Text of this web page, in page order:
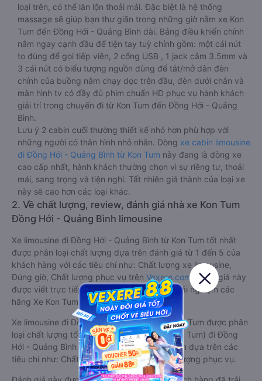
loại trên, có thể lăn lộn thoải mái. Đặc biệt là hệ thống
massage sẽ giúp bạn thư giãn trong những giờ nằm xe Kon
Tum đến Đồng Hới - Quảng Bình dài. Bảng điều khiển chính
nằm ngay cạnh đầu để tiện tay tuỳ chỉnh gồm: một cái nút
to đùng để gọi tiếp viên, 2 cổng USB , 1 jack cắm 3.5mm và
3 cái nút có biểu tượng nguồn dùng để tắt/mở dàn đèn
chính của buồng nằm chạy dọc trên đầu, đèn dưới chân và
màn hình tv có đầy đủ phim chuẩn HD phục vụ hành khách
giải trí trong chuyến đi từ Kon Tum đến Đồng Hới - Quảng
Bình.
Lưu ý 2 cabin cuối thường thiết kế nhỏ hơn phù hợp với
những người có thân hình nhỏ nhắn. Dòng xe cabin limousine
đi Đồng Hới - Quảng Bình từ Kon Tum này đang là dòng xe
cao cấp nhất, hành khách thường chọn vì sự riêng tư, thoải
mái, sang trọng và tiện nghi. Tất nhiên giá thành của loại xe
này sẽ cao hơn các loại khác.
2. Về chất lượng, review, đánh giá nhà xe Kon Tum
Đồng Hới - Quảng Bình limousine
Xe limousine đi Đồng Hới - Quảng Bình từ Kon Tum tốt nhất
được phân loại chất lượng dựa trên đánh giá từ 1 đến 5 của
khách hàng với các tiêu chí như: Chất lượng xe limousine,
Đúng giờ, Chất lượng phục vụ trên Vexere.com . Đánh giá này
được viết trực tiếp bởi các khách hàng đã trải nghiệm các
hãng Xe Kon Tum đi Đồng Hới - Quảng Bình.
Xe limousine đi Đồng Hới - Quảng Bình từ Kon Tum được phân
loại chất lượng tốt nhất là xe Đức Thành (Kon Tum) đi Đồng
Hới - Quảng Bình từ Kon Tum đạt 4.8 / 5 điểm dựa trên các
tiêu chí như: Chất lượng xe, Đúng giờ, Chất lượng phục vụ.